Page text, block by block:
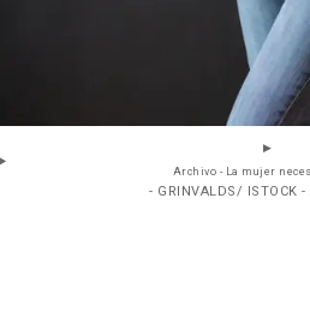
Archivo - La mujer
- GRINVALDS/ ISTOCK -